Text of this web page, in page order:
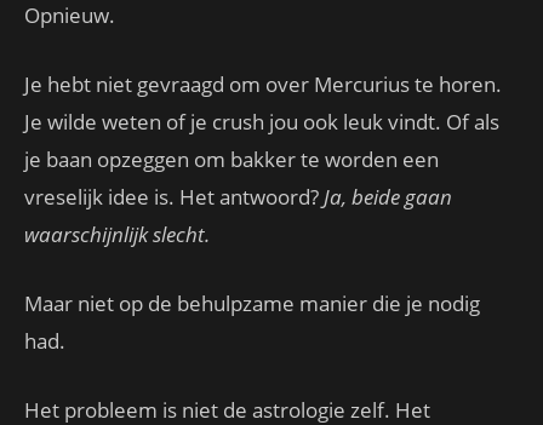
Opnieuw.
Je hebt niet gevraagd om over Mercurius te horen.
Je wilde weten of je crush jou ook leuk vindt. Of als
je baan opzeggen om bakker te worden een
vreselijk idee is. Het antwoord?Ja, beide gaan
waarschijnlijk slecht.
Maar niet op de behulpzame manier die je nodig
had.
Het probleem is niet de astrologie zelf. Het